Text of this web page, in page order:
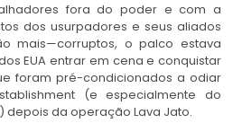
fora do poder e com a
dos usurpadores e seus aliados
mais—corruptos, o palco estava
EUA entrar em cena e conquistar
foram pré-condicionados a odiar
(e especialmente do
depois da operação Lava Jato.